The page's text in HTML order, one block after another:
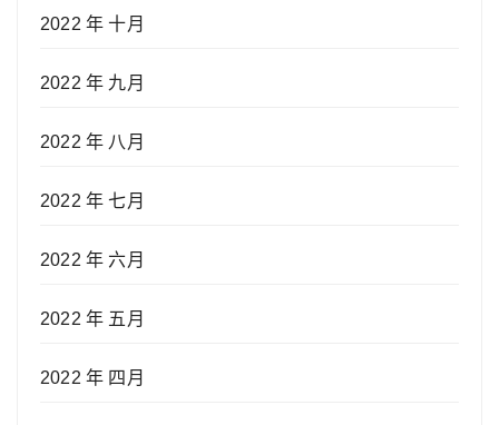
2022 年 十月
2022 年 九月
2022 年 八月
2022 年 七月
2022 年 六月
2022 年 五月
2022 年 四月